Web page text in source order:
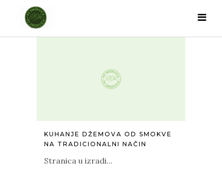
KUHANJE DŽEMOVA OD SMOKVE
NA TRADICIONALNI NAČIN
Stranica u izradi...